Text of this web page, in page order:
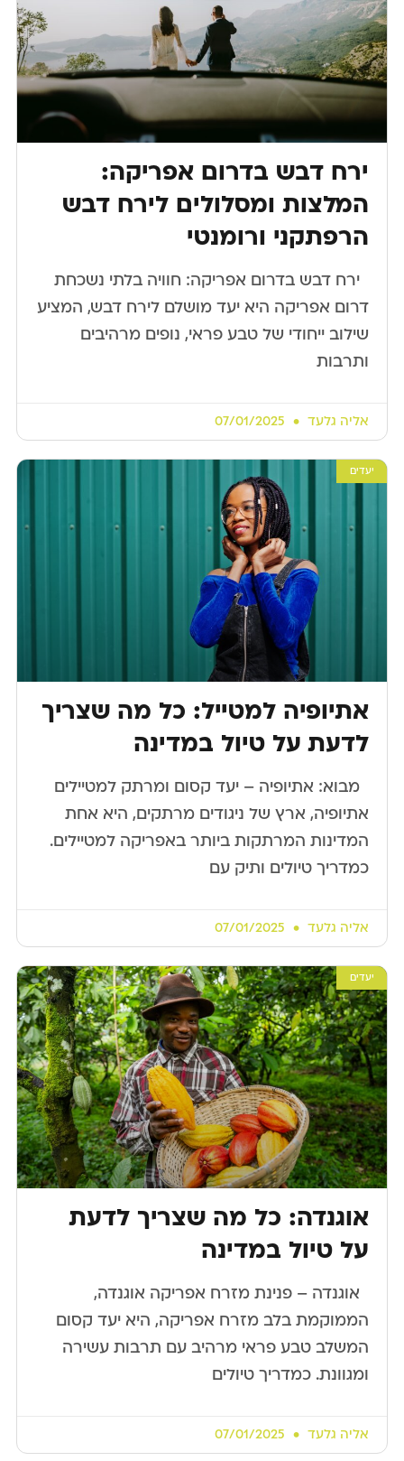
ירח דבש בדרום אפריקה:
המלצות ומסלולים לירח דבש
הרפתקני ורומנטי
​ ​ ירח דבש בדרום אפריקה: חוויה בלתי נשכחת
דרום אפריקה היא יעד מושלם לירח דבש, המציע
שילוב ייחודי של טבע פראי, נופים מרהיבים
ותרבות
אליה גלעד
יעדים
אתיופיה למטייל: כל מה שצריך
לדעת על טיול במדינה
​ ​ מבוא: אתיופיה – יעד קסום ומרתק למטיילים
אתיופיה, ארץ של ניגודים מרתקים, היא אחת
המדינות המרתקות ביותר באפריקה למטיילים.
כמדריך טיולים ותיק עם
אליה גלעד
יעדים
אוגנדה: כל מה שצריך לדעת
על טיול במדינה
​ ​ אוגנדה – פנינת מזרח אפריקה אוגנדה,
הממוקמת בלב מזרח אפריקה, היא יעד קסום
המשלב טבע פראי מרהיב עם תרבות עשירה
ומגוונת. כמדריך טיולים
אליה גלעד